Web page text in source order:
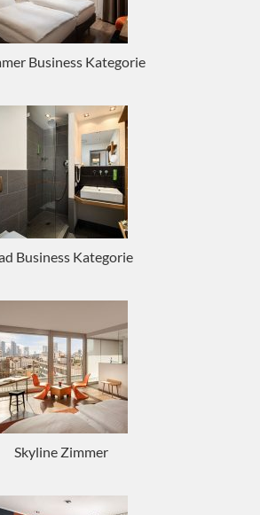
Business Kategorie
Business Kategorie
Skyline Zimmer